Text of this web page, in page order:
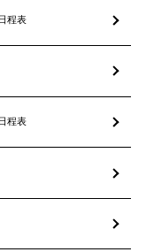
程表
程表